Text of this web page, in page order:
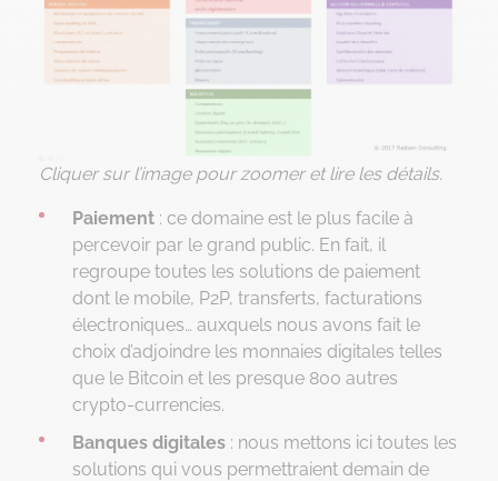
Cliquer sur l’image pour zoomer et lire les détails.
Paiement : ce domaine est le plus facile à
percevoir par le grand public. En fait, il
regroupe toutes les solutions de paiement
dont le mobile, P2P, transferts, facturations
électroniques… auxquels nous avons fait le
choix d’adjoindre les monnaies digitales telles
que le Bitcoin et les presque 800 autres
crypto-currencies.
Banques digitales : nous mettons ici toutes les
solutions qui vous permettraient demain de